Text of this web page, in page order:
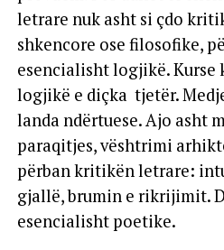
letrare nuk asht si çdo
shkencore ose filosofike,
esencialisht logjikë.
logjikë e diçka tjetër.
landa ndërtuese. Ajo asht
paraqitjes, vështrimi
përban kritikën letrare:
gjallë, brumin e rikrijimit.
esencialisht poetike.